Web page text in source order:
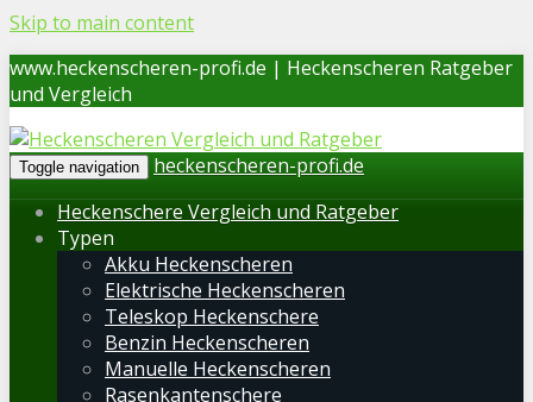
Skip to main content
www.heckenscheren-profi.de | Heckenscheren Ratgeber
und Vergleich
Toggle navigation
heckenscheren-profi.de
Heckenschere Vergleich und Ratgeber
Typen
Akku Heckenscheren
Elektrische Heckenscheren
Teleskop Heckenschere
Benzin Heckenscheren
Manuelle Heckenscheren
Rasenkantenschere